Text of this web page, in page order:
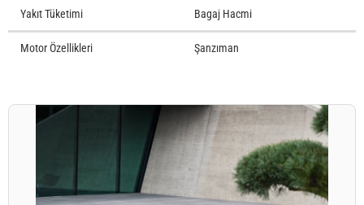
Yakıt Tüketimi Bagaj Hacmi
Motor Özellikleri Şanzıman